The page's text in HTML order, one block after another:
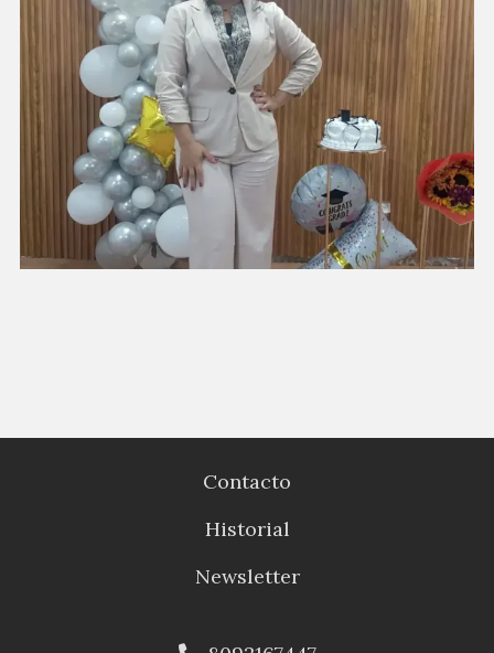
Contacto
Historial
Newsletter